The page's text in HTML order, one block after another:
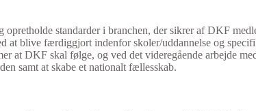
opretholde standarder i branchen, der sikrer af DKF
at blive færdiggjort indenfor skoler/uddannelse og
at DKF skal følge, og ved det videregående arbejde
samt at skabe et nationalt fællesskab.